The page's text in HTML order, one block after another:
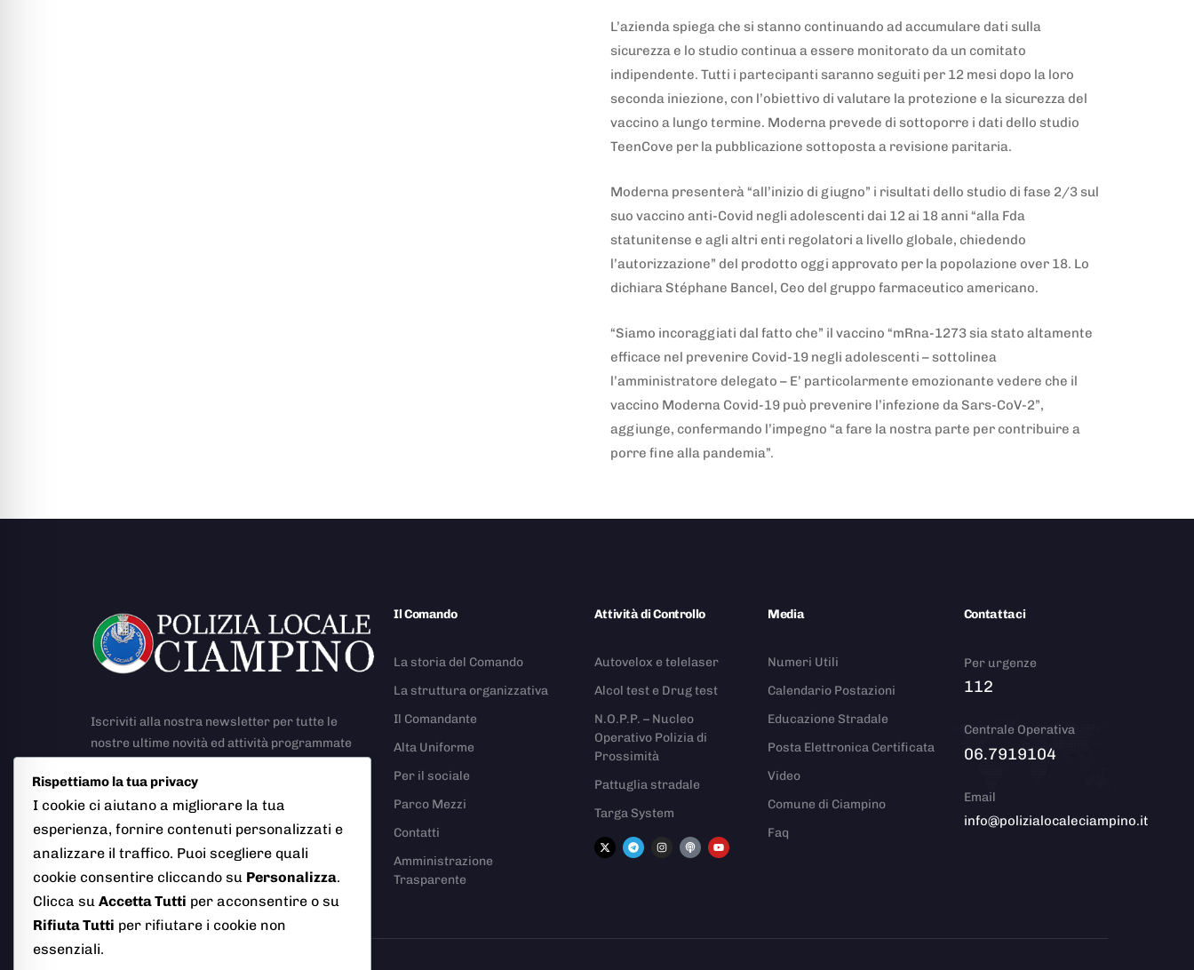
L’azienda spiega che si stanno continuando ad accumulare dati sulla
sicurezza e lo studio continua a essere monitorato da un comitato
indipendente. Tutti i partecipanti saranno seguiti per 12 mesi dopo la loro
seconda iniezione, con l’obiettivo di valutare la protezione e la sicurezza del
vaccino a lungo termine. Moderna prevede di sottoporre i dati dello studio
TeenCove per la pubblicazione sottoposta a revisione paritaria.
Moderna presenterà “all’inizio di giugno” i risultati dello studio di fase 2/3 sul
suo vaccino anti-Covid negli adolescenti dai 12 ai 18 anni “alla Fda
statunitense e agli altri enti regolatori a livello globale, chiedendo
l’autorizzazione” del prodotto oggi approvato per la popolazione over 18. Lo
dichiara Stéphane Bancel, Ceo del gruppo farmaceutico americano.
“Siamo incoraggiati dal fatto che” il vaccino “mRna-1273 sia stato altamente
efficace nel prevenire Covid-19 negli adolescenti – sottolinea
l’amministratore delegato – E’ particolarmente emozionante vedere che il
vaccino Moderna Covid-19 può prevenire l’infezione da Sars-CoV-2”,
aggiunge, confermando l’impegno “a fare la nostra parte per contribuire a
porre fine alla pandemia”.
Iscriviti alla nostra newsletter per tutte le
nostre ultime novità ed attività programmate
Richiesta Rapporto Incidente Stradale
Il Comando
La storia del Comando
La struttura organizzativa
Il Comandante
Alta Uniforme
Per il sociale
Parco Mezzi
Contatti
Amministrazione
Trasparente
Attività di Controllo
Autovelox e telelaser
Alcol test e Drug test
N.O.P.P. – Nucleo
Operativo Polizia di
Prossimità
Pattuglia stradale
Targa System
Media
Numeri Utili
Calendario Postazioni
Educazione Stradale
Posta Elettronica Certificata
Video
Comune di Ciampino
Faq
Contattaci
Per urgenze
112
Centrale Operativa
06.7919104
Email
info@polizialocaleciampino.it
Rispettiamo la tua privacy
I cookie ci aiutano a migliorare la tua
esperienza, fornire contenuti personalizzati e
analizzare il traffico. Puoi scegliere quali
cookie consentire cliccando su Personalizza.
Clicca su Accetta Tutti per acconsentire o su
Rifiuta Tutti per rifiutare i cookie non
essenziali.